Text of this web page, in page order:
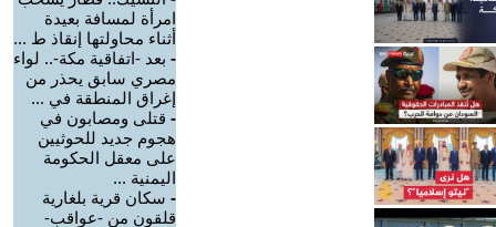
امرأة لمسافة بعيدة
أثناء محاولتها إنقاذ ط ...
- بعد -اتفاقية مكة-.. لواء
مصري سابق يحذر من
إغراق المنطقة في ...
- قتلى ومصابون في
هجوم جديد للحوثيين
على معقل الحكومة
اليمنية ...
- سكان قرية بلغارية
قلقون من -عواقب-